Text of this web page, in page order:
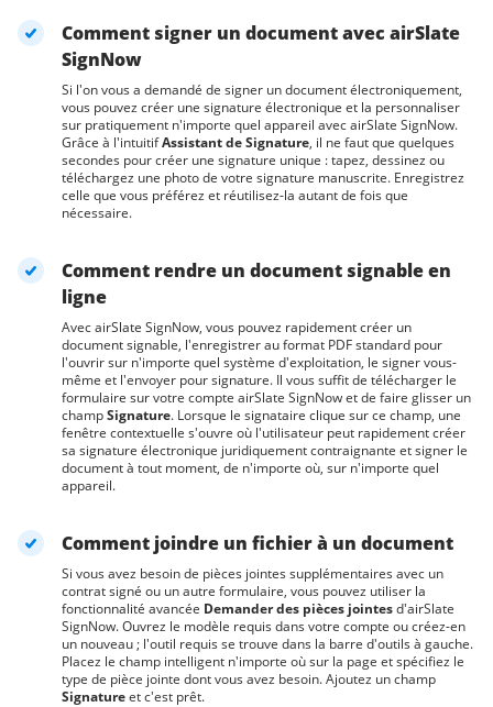
Comment signer un document avec airSlate
SignNow
Si l'on vous a demandé de signer un document électroniquement,
vous pouvez créer une signature électronique et la personnaliser
sur pratiquement n'importe quel appareil avec airSlate SignNow.
Grâce à l'intuitifAssistant de Signature, il ne faut que quelques
secondes pour créer une signature unique : tapez, dessinez ou
téléchargez une photo de votre signature manuscrite. Enregistrez
celle que vous préférez et réutilisez-la autant de fois que
nécessaire.
Comment rendre un document signable en
ligne
Avec airSlate SignNow, vous pouvez rapidement créer un
document signable, l'enregistrer au format PDF standard pour
l'ouvrir sur n'importe quel système d'exploitation, le signer vous-
même et l'envoyer pour signature. Il vous suffit de télécharger le
formulaire sur votre compte airSlate SignNow et de faire glisser un
champSignature. Lorsque le signataire clique sur ce champ, une
fenêtre contextuelle s'ouvre où l'utilisateur peut rapidement créer
sa signature électronique juridiquement contraignante et signer le
document à tout moment, de n'importe où, sur n'importe quel
appareil.
Comment joindre un fichier à un document
Si vous avez besoin de pièces jointes supplémentaires avec un
contrat signé ou un autre formulaire, vous pouvez utiliser la
fonctionnalité avancée Demander des pièces jointesd'airSlate
SignNow. Ouvrez le modèle requis dans votre compte ou créez-en
un nouveau ; l'outil requis se trouve dans la barre d'outils à gauche.
Placez le champ intelligent n'importe où sur la page et spécifiez le
type de pièce jointe dont vous avez besoin. Ajoutez un champ
Signatureet c'est prêt.